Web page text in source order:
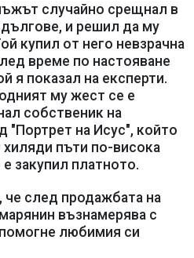
случайно срещнал в
и решил да му
купил от него невзрачна
време по настояване
я показал на експерти.
му жест се е
собственик на
"Портрет на Исус", който
пъти по-висока
закупил платното.
че след продажбата на
възнамерява с
любимия си